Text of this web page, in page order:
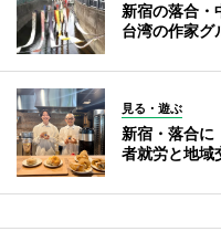
新宿の落合
台湾の作家グ
見る・遊ぶ
新宿・落合
者就労と地域